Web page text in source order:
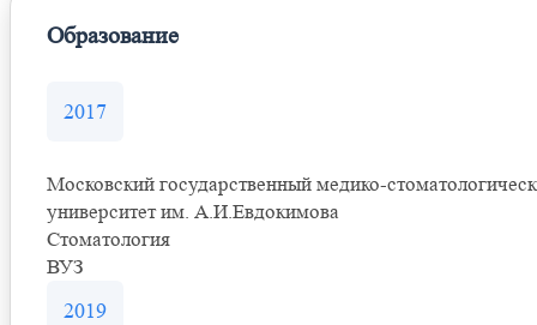
Образование
2017
Московский государственный медико-
университет им. А.И.Евдокимова
Стоматология
ВУЗ
2019